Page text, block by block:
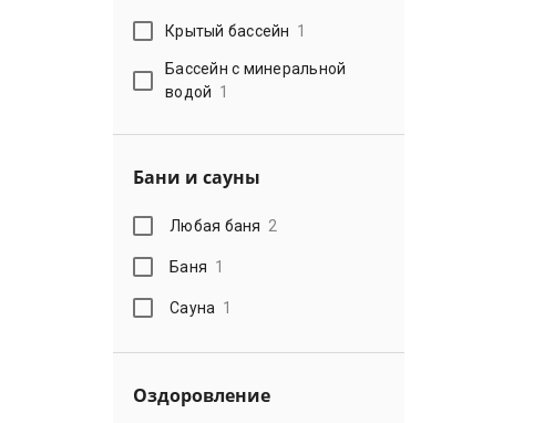
Крытый бассейн 1
Бассейн с минеральной
водой 1
Бани и сауны
Любая баня 2
Баня 1
Сауна 1
Оздоровление